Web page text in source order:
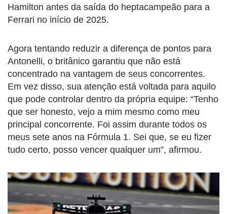
Hamilton antes da saída do heptacampeão para a
Ferrari no início de 2025.
Agora tentando reduzir a diferença de pontos para
Antonelli, o britânico garantiu que não está
concentrado na vantagem de seus concorrentes.
Em vez disso, sua atenção está voltada para aquilo
que pode controlar dentro da própria equipe: “Tenho
que ser honesto, vejo a mim mesmo como meu
principal concorrente. Foi assim durante todos os
meus sete anos na Fórmula 1. Sei que, se eu fizer
tudo certo, posso vencer qualquer um”, afirmou.